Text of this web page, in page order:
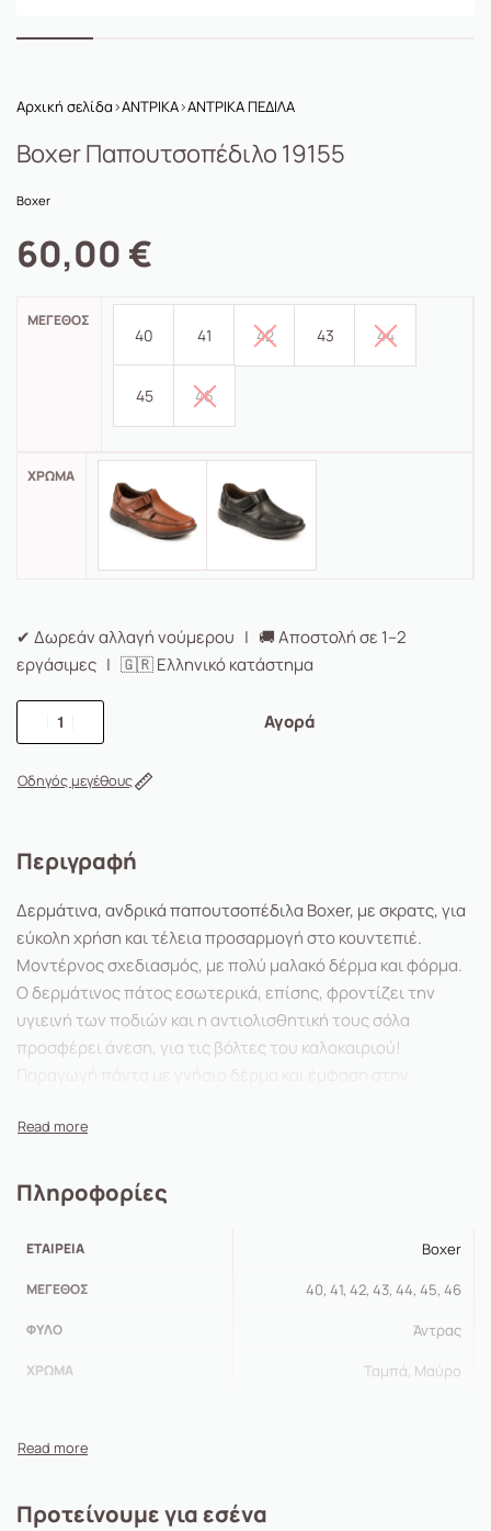
Αρχική σελίδα›ΑΝΤΡΙΚΑ›ΑΝΤΡΙΚΑ ΠΕΔΙΛΑ
Boxer Παπουτσοπέδιλο 19155
Boxer
60,00 €
ΜΈΓΕΘΟΣ
40 41 42 43 44
45 46
ΧΡΏΜΑ
✔ Δωρεάν αλλαγή νούμερου | 🚚 Αποστολή σε 1–2
εργάσιμες | 🇬🇷 Ελληνικό κατάστημα
Αγορά
Οδηγός μεγέθους
Περιγραφή
Δερμάτινα, ανδρικά παπουτσοπέδιλα Boxer, με σκρατς, για
εύκολη χρήση και τέλεια προσαρμογή στο κουντεπιέ.
Μοντέρνος σχεδιασμός, με πολύ μαλακό δέρμα και φόρμα.
Ο δερμάτινος πάτος εσωτερικά, επίσης, φροντίζει την
υγιεινή των ποδιών και η αντιολισθητική τους σόλα
προσφέρει άνεση, για τις βόλτες του καλοκαιριού!
Πληροφορίες
ΕΤΑΙΡΕΊΑ Boxer
ΜΈΓΕΘΟΣ 40, 41, 42, 43, 44, 45, 46
ΦΎΛΟ Άντρας
ΧΡΏΜΑ Ταμπά, Μαύρο
Προτείνουμε για εσένα